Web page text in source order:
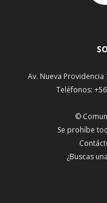
Av. Nueva Providencia
Teléfonos:
©
Se prohíbe
¿Buscas